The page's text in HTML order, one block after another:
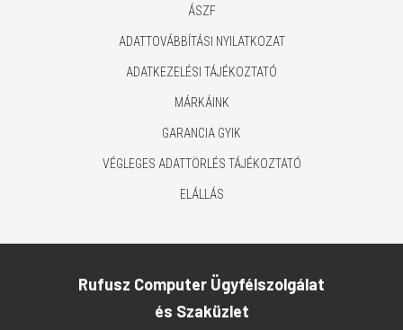
ÁSZF
ADATTOVÁBBÍTÁSI NYILATKOZAT
ADATKEZELÉSI TÁJÉKOZTATÓ
MÁRKÁINK
GARANCIA GYIK
VÉGLEGES ADATTÖRLÉS TÁJÉKOZTATÓ
ELÁLLÁS
Rufusz Computer Ügyfélszolgálat
és Szaküzlet